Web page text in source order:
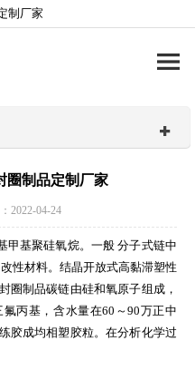
制厂家
圈制品定制厂家
2022-04-24
甲基聚硅氧烷。一般 分子式链中
性材料。结晶开放式高黏滞塑性
圈制品碳链由硅和氧原子组成，
丙基，含水量在60～90万正中
胶成均相塑胶粒。在分析化学过